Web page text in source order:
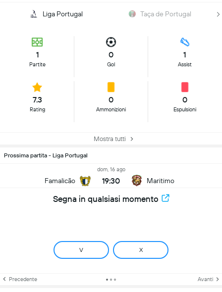
Liga Portugal Taça de Portugal
1
Partite
0
Gol
1
Assist
7.3
Rating
0
Ammonizioni
0
Espulsioni
Mostra tutti
Prossima partita - Liga Portugal
Famalicão
dom, 16 ago
19:30 Maritimo
Segna in qualsiasi momento
V X
Precedente Avanti